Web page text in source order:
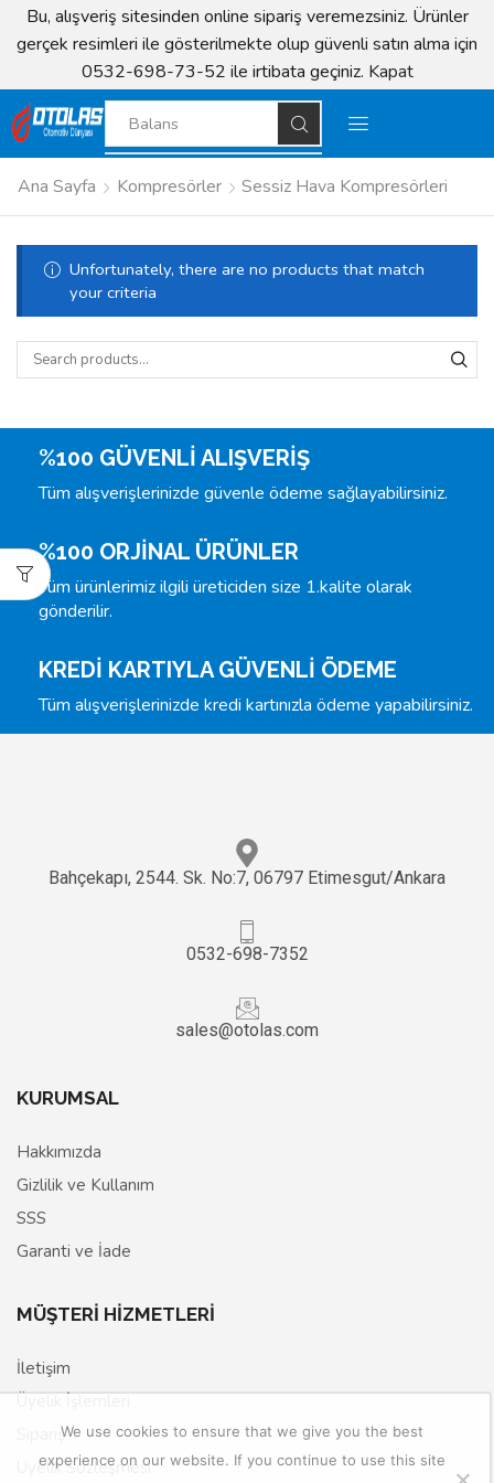
Bu, alışveriş sitesinden online sipariş veremezsiniz. Ürünler
gerçek resimleri ile gösterilmekte olup güvenli satın alma için
0532-698-73-52 ile irtibata geçiniz. Kapat
Balans
Ana Sayfa Kompresörler Sessiz Hava Kompresörleri
Unfortunately, there are no products that match
your criteria
%100 GÜVENLİ ALIŞVERİŞ
Tüm alışverişlerinizde güvenle ödeme sağlayabilirsiniz.
%100 ORJİNAL ÜRÜNLER
Tüm ürünlerimiz ilgili üreticiden size 1.kalite olarak
gönderilir.
KREDİ KARTIYLA GÜVENLİ ÖDEME
Tüm alışverişlerinizde kredi kartınızla ödeme yapabilirsiniz.
Bahçekapı, 2544. Sk. No:7, 06797 Etimesgut/Ankara
0532-698-7352
sales@otolas.com
KURUMSAL
Hakkımızda
Gizlilik ve Kullanım
SSS
Garanti ve İade
MÜŞTERİ HİZMETLERİ
İletişim
Üyelik İşlemleri
Sipariş
Üyelik Sözleşmesi
We use cookies to ensure that we give you the best
experience on our website. If you continue to use this site